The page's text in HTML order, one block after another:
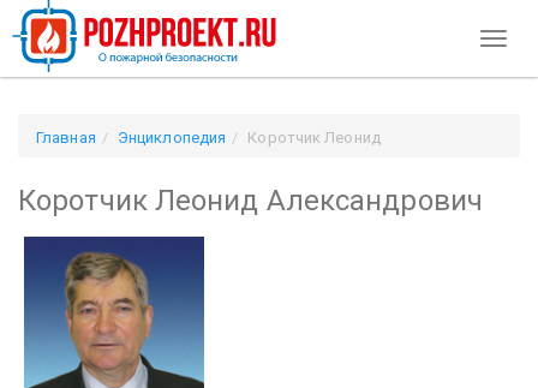
Главная Энциклопедия
Коротчик Леонид
Коротчик Леонид Александрович